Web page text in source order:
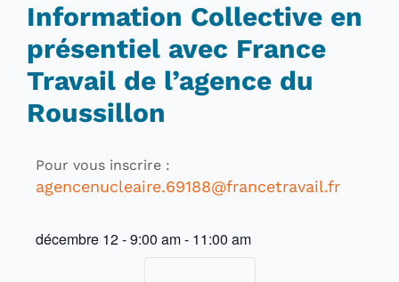
Information Collective en
présentiel avec France
Travail de l’agence du
Roussillon
Pour vous inscrire :
agencenucleaire.69188@francetravail.fr
décembre 12-9:00 am- 11:00 am